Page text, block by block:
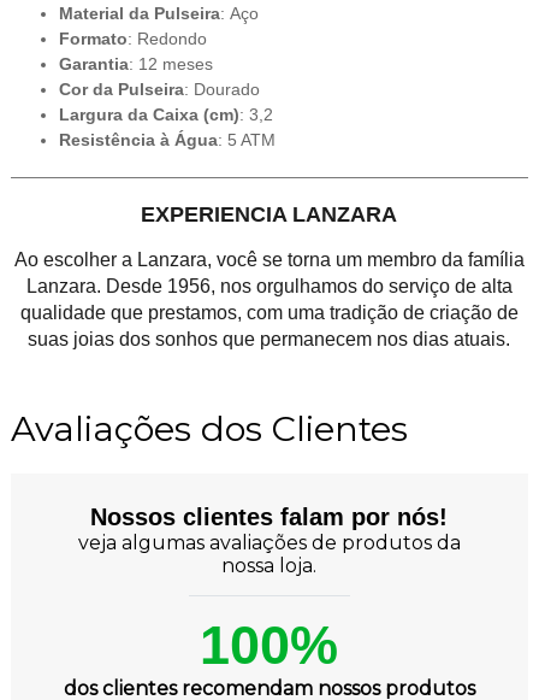
Material da Pulseira: Aço
Formato: Redondo
Garantia: 12 meses
Cor da Pulseira: Dourado
Largura da Caixa (cm): 3,2
Resistência à Água: 5 ATM
EXPERIENCIA LANZARA
Ao escolher a Lanzara, você se torna um membro da família
Lanzara. Desde 1956, nos orgulhamos do serviço de alta
qualidade que prestamos, com uma tradição de criação de
suas joias dos sonhos que permanecem nos dias atuais.
Avaliações dos Clientes
Nossos clientes falam por nós!
veja algumas avaliações de produtos da
nossa loja.
100%
dos clientes recomendam nossos produtos